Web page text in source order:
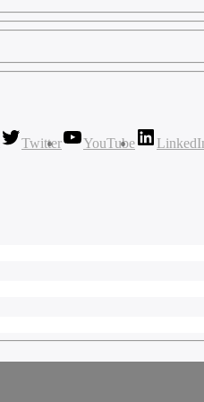
Twitter YouTube